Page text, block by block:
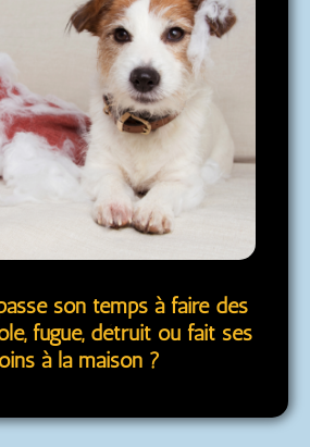
son temps à faire des
fugue, détruit ou fait ses
à la maison ?